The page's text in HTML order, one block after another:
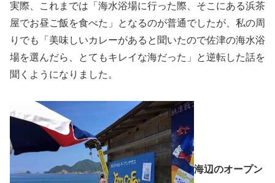
実際、これまでは「海水浴場に行った際、そこにある浜茶
屋でお昼ご飯を食べた」となるのが普通でしたが、私の周
りでも「美味しいカレーがあると聞いたので佐津の海水浴
場を選んだら、とてもキレイな海だった」と逆転した話を
聞くようになりました。
海辺のオープン